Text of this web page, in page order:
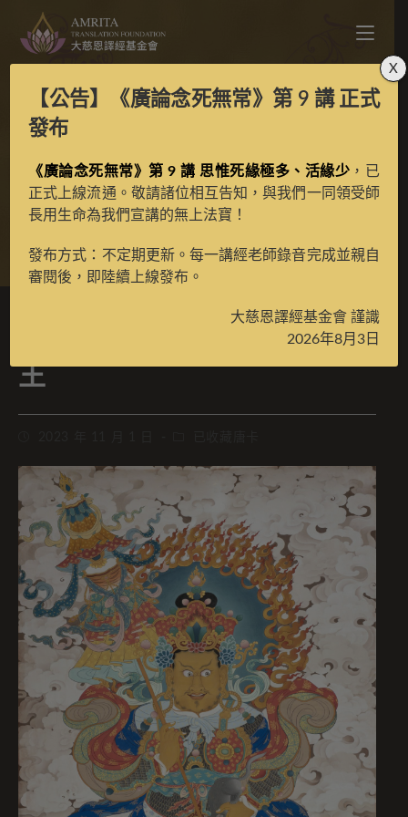
四大天王巨幅彩唐之多
聞天王
四大天王巨幅彩唐之多聞天
王
【公告】 《廣論念死無常》第 9 講正式
發布
《廣論念死無常》第 9 講 思惟死緣極多、活緣少 ，已
正式上線流通。敬請諸位相互告知，與我們一同領受師
長用生命為我們宣講的無上法寶！
發布方式：不定期更新。每一講經老師錄音完成並親自
審閱後，即陸續上線發布。
大慈恩譯經基金會 謹識
2026年8月3日
X